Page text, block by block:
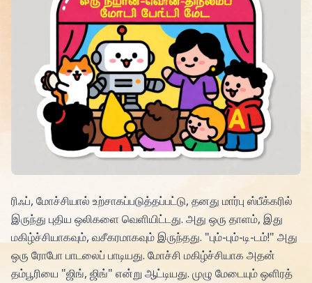
ரிஃப், மோச்சியால் உற்சாகப்படுத்தப்பட்டு, தனது மார்பு ஸ்பீக்கரில்
இருந்து புதிய ஒலிகளை வெளியிட்டது. அது ஒரு தாளம், இது
மகிழ்ச்சியாகவும், வசீகரமாகவும் இருந்தது. "பும்-பும்-டி-டம்!" அது
ஒரு ரோபோ பாடலைப் பாடியது. மோச்சி மகிழ்ச்சியாக அதன்
தம்பூரியை "ஜிங், ஜிங்" என்று ஆட்டியது. முழு மேடையும் ஒளிரத்